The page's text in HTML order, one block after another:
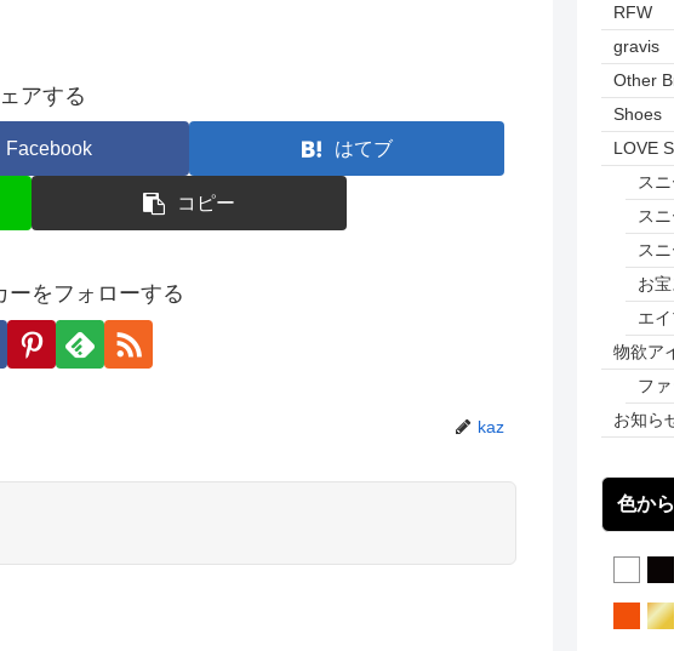
アする
Facebook はてブ
コピー
ーをフォローする
kaz
RFW
gravis
Other
Shoes
LOVE
ス
ス
ス
お
エ
物欲ア
フ
お知ら
色か